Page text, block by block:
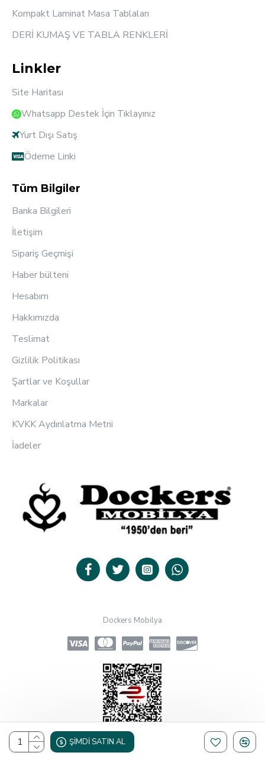
ŞIMDI SATIN AL
Kompakt Laminat Masa Tablaları
DERİ KUMAŞ VE TABLA RENKLERİ
Linkler
Site Haritası
Whatsapp Destek İçin Tıklayınız
Yurt Dışı Satış
Ödeme Linki
Tüm Bilgiler
Banka Bilgileri
İletişim
Sipariş Geçmişi
Haber bülteni
Hesabım
Hakkımızda
Teslimat
Gizlilik Politikası
Şartlar ve Koşullar
Markalar
KVKK Aydınlatma Metni
İadeler
Dockers Mobilya
Design, Hosting & Support By Shopgez.com